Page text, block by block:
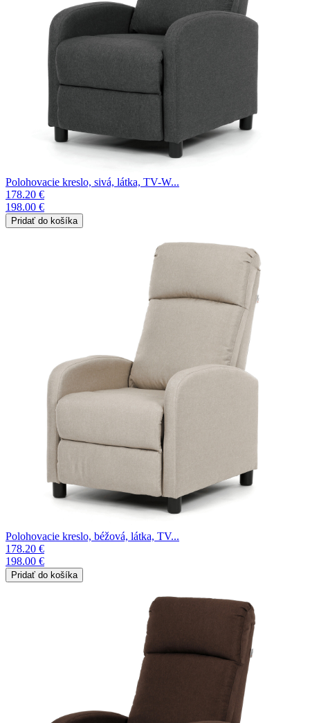
Polohovacie kreslo, sivá, látka, TV-W...
178.20 €
198.00 €
Polohovacie kreslo, béžová, látka, TV...
178.20 €
198.00 €